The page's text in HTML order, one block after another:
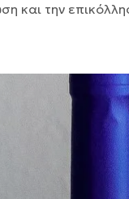
και την